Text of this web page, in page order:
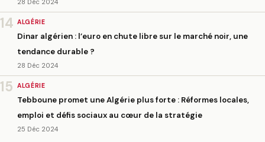
28 Déc 2024
14 ALGÉRIE
Dinar algérien : l’euro en chute libre sur le marché noir, une
tendance durable ?
28 Déc 2024
15 ALGÉRIE
Tebboune promet une Algérie plus forte : Réformes locales,
emploi et défis sociaux au cœur de la stratégie
25 Déc 2024